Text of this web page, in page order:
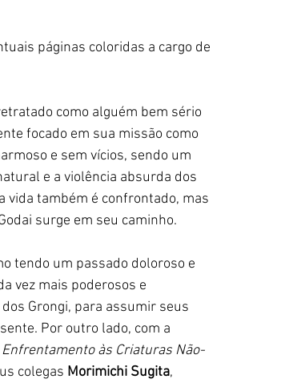
páginas coloridas a cargo de
como alguém bem sério
focado em sua missão como
e sem vícios, sendo um
e a violência absurda dos
vida também é confrontado, mas
surge em seu caminho.
tendo um passado doloroso e
vez mais poderosos e
Grongi, para assumir seus
Por outro lado, com a
Enfrentamento às Criaturas Não-
colegas Morimichi Sugita,